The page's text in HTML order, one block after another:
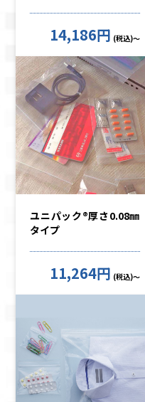
14,186円 (税込)～
ユニパック®厚さ0.08㎜
タイプ
11,264円 (税込)～